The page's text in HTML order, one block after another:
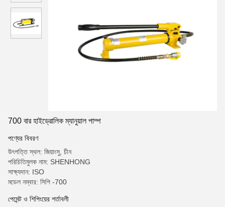
700 বার হাইড্রোলিক ম্যানুয়াল পাম্প
পণ্যের বিবরণ
উৎপত্তি স্থল: জিয়াংসু, চীন
পরিচিতিমুলক নাম: SHENHONG
সাক্ষ্যদান: ISO
মডেল নম্বার: সিপি -700
পেমেন্ট ও শিপিংয়ের শর্তাবলী